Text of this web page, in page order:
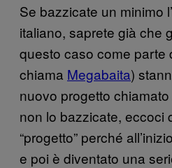
Se bazzicate un minimo
italiano, saprete già che
questo caso come parte
chiama Megabaita)
nuovo progetto chiamato
non lo bazzicate, eccoci
“progetto” perché
e poi è diventato una